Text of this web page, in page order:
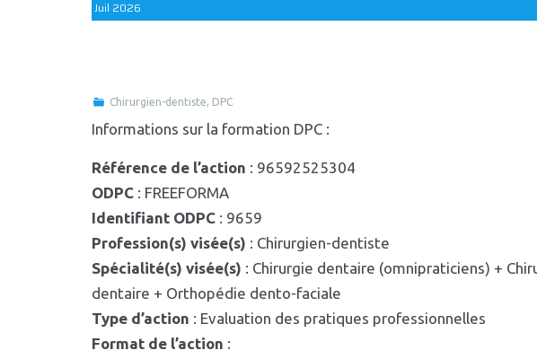
Juil 2026
Chirurgien-dentiste, DPC
Informations sur la formation DPC :
Référence de l’action : 96592525304
ODPC : FREEFORMA
Identifiant ODPC : 9659
Profession(s) visée(s) : Chirurgien-dentiste
Spécialité(s) visée(s) : Chirurgie dentaire (omnipraticiens) +
dentaire + Orthopédie dento-faciale
Type d’action : Evaluation des pratiques professionnelles
Format de l’action :